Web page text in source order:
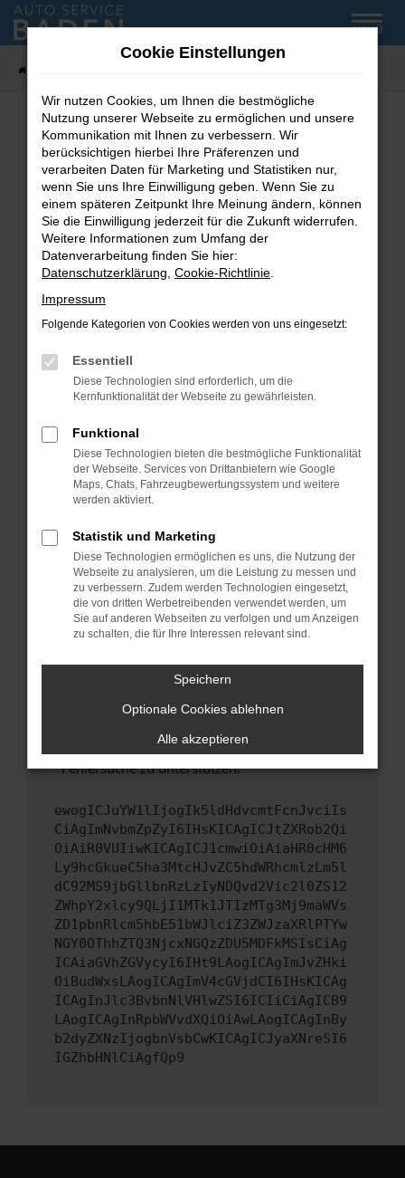
Zum
Hauptinhalt
MENÜ
Fehler: Network Error
Beim Laden ist ein Fehler aufgetreten.
Hier sind ein paar Tipps, die dir helfen können:
Überprüfe deine Firewall und deine
Internetverbindung.
Laden andere Webseiten, zum Beispiel deine
Suchmaschine?
Prüfe deine Browsererweiterungen.
können das Laden bestimmter Seiten
verhindern. Funktioniert die Seite in einem
Fenster?
Starte dein Gerät neu.
Das kann manchmal helfen, vorübergehende
Probleme zu beheben.
Betriebssystem auf dem neuesten Stand
sind.
Veraltete Software birgt nicht nur ein
Sicherheitsrisiko, sondern kann auch dazu
führen, dass bestimmte Funktionen nicht mehr
unterstützt werden.
Wende dich an den Webseitenbetreiber.
Wenn du alle oben genannten Schritte versucht
hast, kontaktiere uns bitte. Wir werden
uns diesen Text schicken, um uns bei der
Fehlersuche zu unterstützen:
ewogICJuYW1lIjogIk5ldHdvcmtFcnJvciIs
CiAgImNvbmZpZyI6IHsKICAgICJtZXRob2Qi
OiAiR0VUIiwKICAgICJ1cmwiOiAiaHR0cHM6
Ly9hcGkueC5ha3MtcHJvZC5hdWRhcmlzLm5l
dC92MS9jbGllbnRzLzIyNDQvd2Vic2l0ZS12
ZWhpY2xlcy9QLjI1MTk1JTIzMTg3Mj9maWVs
ZD1pbnRlcm5hbE51bWJlciZ3ZWJzaXRlPTYw
NGY0OThhZTQ3NjcxNGQzZDU5MDFkMSIsCiAg
ICAiaGVhZGVycyI6IHt9LAogICAgImJvZHki
OiBudWxsLAogICAgImV4cGVjdCI6IHsKICAg
ICAgInJlc3BvbnNlVHlwZSI6ICIiCiAgICB9
LAogICAgInRpbWVvdXQiOiAwLAogICAgInBy
b2dyZXNzIjogbnVsbCwKICAgICJyaXNreSI6
IGZhbHNlCiAgfQp9
Cookie Einstellungen
Wir nutzen Cookies, um Ihnen die bestmögliche
Nutzung unserer Webseite zu ermöglichen und unsere
Kommunikation mit Ihnen zu verbessern. Wir
berücksichtigen hierbei Ihre Präferenzen und
verarbeiten Daten für Marketing und Statistiken nur,
wenn Sie uns Ihre Einwilligung geben. Wenn Sie zu
einem späteren Zeitpunkt Ihre Meinung ändern, können
Sie die Einwilligung jederzeit für die Zukunft widerrufen.
Weitere Informationen zum Umfang der
Datenverarbeitung finden Sie hier:
Datenschutzerklärung Cookie-Richtlinie
Impressum
Folgende Kategorien von Cookies werden von uns eingesetzt:
Essentiell
Diese Technologien sind erforderlich, um die
Kernfunktionalität der Webseite zu gewährleisten.
Funktional
Diese Technologien bieten die bestmögliche Funktionalität
der Webseite. Services von Drittanbietern wie Google
Maps, Chats, Fahrzeugbewertungssystem und weitere
werden aktiviert.
Statistik und Marketing
Diese Technologien ermöglichen es uns, die Nutzung der
Webseite zu analysieren, um die Leistung zu messen und
zu verbessern. Zudem werden Technologien eingesetzt,
die von dritten Werbetreibenden verwendet werden, um
Sie auf anderen Webseiten zu verfolgen und um Anzeigen
zu schalten, die für Ihre Interessen relevant sind.
Speichern
Optionale Cookies ablehnen
Alle akzeptieren